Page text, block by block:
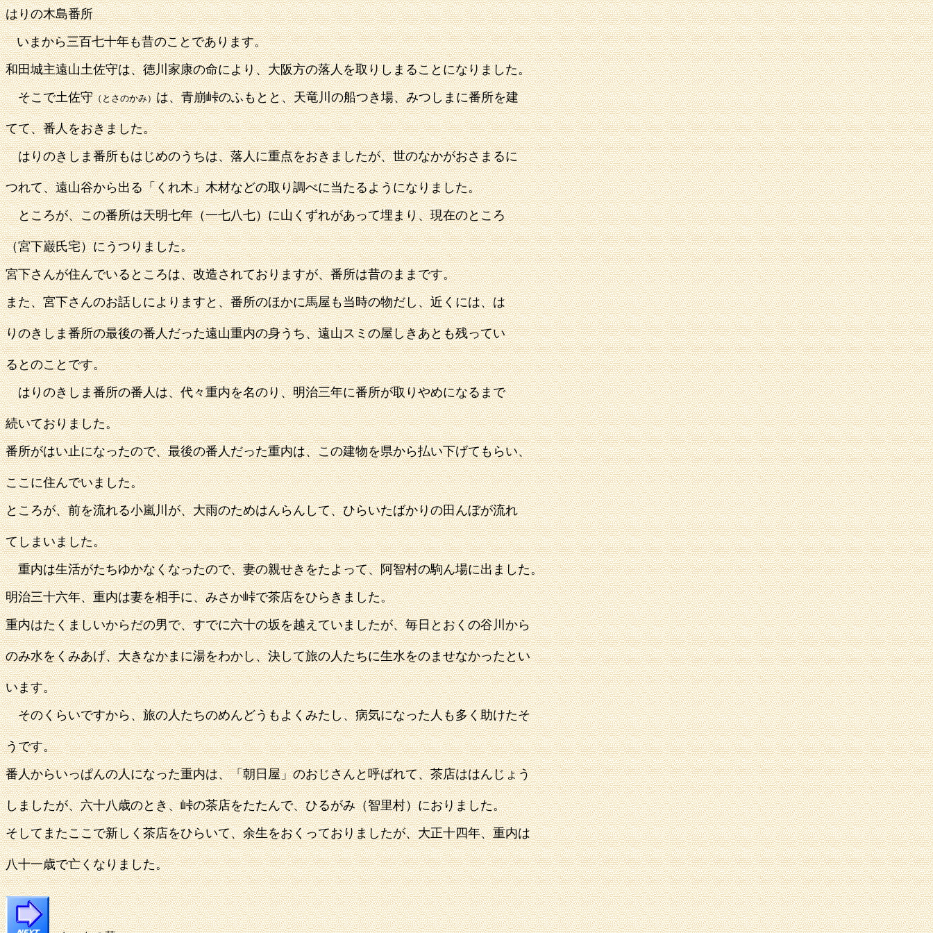
はりの木島番所
いまから三百七十年も昔のことであります。
和田城主遠山土佐守は、徳川家康の命により、大阪方の落人を取りしまることになりました。
そこで土佐守（とさのかみ）は、青崩峠のふもとと、天竜川の船つき場、みつしまに番所を建
てて、番人をおきました。
はりのきしま番所もはじめのうちは、落人に重点をおきましたが、世のなかがおさまるに
つれて、遠山谷から出る「くれ木」木材などの取り調べに当たるようになりました。
ところが、この番所は天明七年（一七八七）に山くずれがあって埋まり、現在のところ
（宮下巌氏宅）にうつりました。
宮下さんが住んでいるところは、改造されておりますが、番所は昔のままです。
また、宮下さんのお話しによりますと、番所のほかに馬屋も当時の物だし、近くには、は
りのきしま番所の最後の番人だった遠山重内の身うち、遠山スミの屋しきあとも残ってい
るとのことです。
はりのきしま番所の番人は、代々重内を名のり、明治三年に番所が取りやめになるまで
続いておりました。
番所がはい止になったので、最後の番人だった重内は、この建物を県から払い下げてもらい、
ここに住んでいました。
ところが、前を流れる小嵐川が、大雨のためはんらんして、ひらいたばかりの田んぼが流れ
てしまいました。
重内は生活がたちゆかなくなったので、妻の親せきをたよって、阿智村の駒ん場に出ました。
明治三十六年、重内は妻を相手に、みさか峠で茶店をひらきました。
重内はたくましいからだの男で、すでに六十の坂を越えていましたが、毎日とおくの谷川から
のみ水をくみあげ、大きなかまに湯をわかし、決して旅の人たちに生水をのませなかったとい
います。
そのくらいですから、旅の人たちのめんどうもよくみたし、病気になった人も多く助けたそ
うです。
番人からいっぱんの人になった重内は、「朝日屋」のおじさんと呼ばれて、茶店ははんじょう
しましたが、六十八歳のとき、峠の茶店をたたんで、ひるがみ（智里村）におりました。
そしてまたここで新しく茶店をひらいて、余生をおくっておりましたが、大正十四年、重内は
八十一歳で亡くなりました。